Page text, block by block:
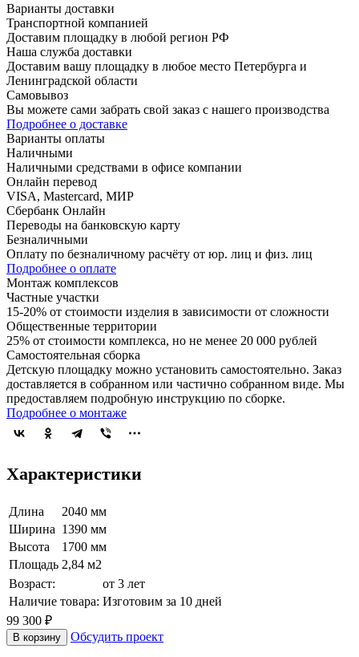
Варианты доставки
Транспортной компанией
Доставим площадку в любой регион РФ
Наша служба доставки
Доставим вашу площадку в любое место Петербурга и
Ленинградской области
Самовывоз
Вы можете сами забрать свой заказ с нашего производства
Подробнее о доставке
Варианты оплаты
Наличными
Наличными средствами в офисе компании
Онлайн перевод
VISA, Mastercard, МИР
Сбербанк Онлайн
Переводы на банковскую карту
Безналичными
Оплату по безналичному расчёту от юр. лиц и физ. лиц
Подробнее о оплате
Монтаж комплексов
Частные участки
15-20% от стоимости изделия в зависимости от сложности
Общественные территории
25% от стоимости комплекса, но не менее 20 000 рублей
Самостоятельная сборка
Детскую площадку можно установить самостоятельно. Заказ
доставляется в собранном или частично собранном виде. Мы
предоставляем подробную инструкцию по сборке.
Подробнее о монтаже
Характеристики
Длина
2040 мм
Ширина 1390 мм
Высота
1700 мм
Площадь 2,84 м2
Возраст:
от 3 лет
Наличие товара: Изготовим за 10 дней
99 300 ₽
В корзину Обсудить проект